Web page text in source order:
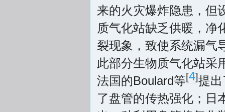
来的火灾爆炸隐患，但
质气化站缺乏供暖，
裂现象，致使系统漏气
此部分生物质气化站采
法国的Boulard等[4]提
了盘管的传热强化；日